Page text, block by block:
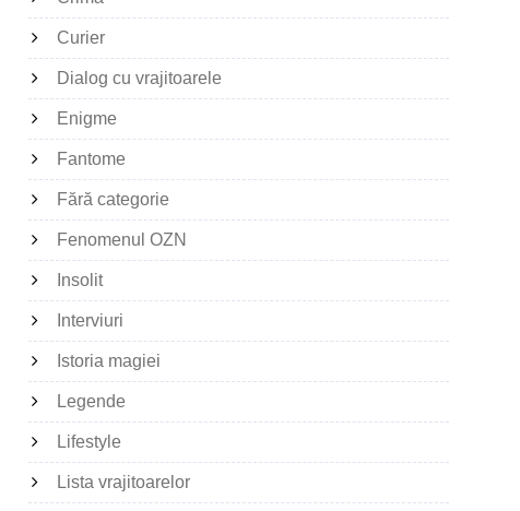
Curier
Dialog cu vrajitoarele
Enigme
Fantome
Fără categorie
Fenomenul OZN
Insolit
Interviuri
Istoria magiei
Legende
Lifestyle
Lista vrajitoarelor